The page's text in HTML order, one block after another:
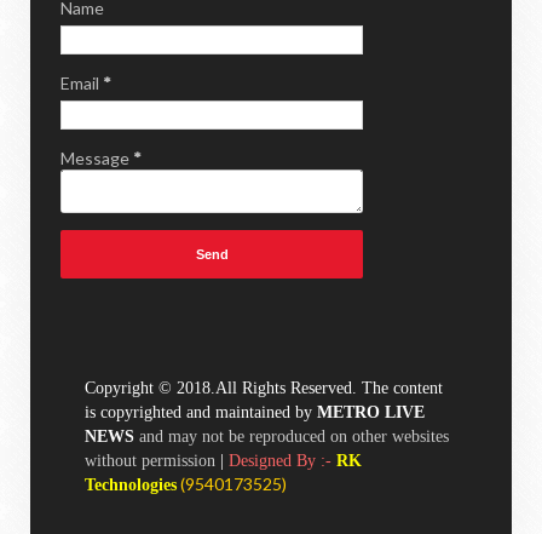
Name
Email *
Message *
Copyright © 2018.All Rights Reserved. The content
is copyrighted and maintained by METRO LIVE
NEWS and may not be reproduced on other websites
without permission
Designed By :- RK
Technologies (9540173525)